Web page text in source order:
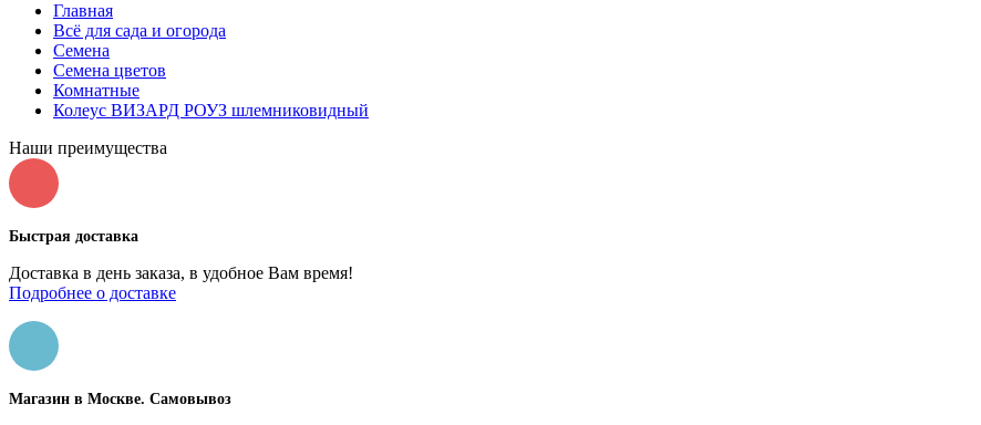
Главная
Всё для сада и огорода
Семена
Семена цветов
Комнатные
Колеус ВИЗАРД РОУЗ шлемниковидный
Наши преимущества
Быстрая доставка
Доставка в день заказа, в удобное Вам время!
Подробнее о доставке
Магазин в Москве. Самовывоз